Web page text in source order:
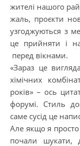
жителі нашого
жаль, проєкти
узгоджуються з
це прийняти і
перед вікнами.
«Зараз це
хімічних
років» – ось
форумі. Стиль
саме сусід це
Але якщо я просто
почали шукати,